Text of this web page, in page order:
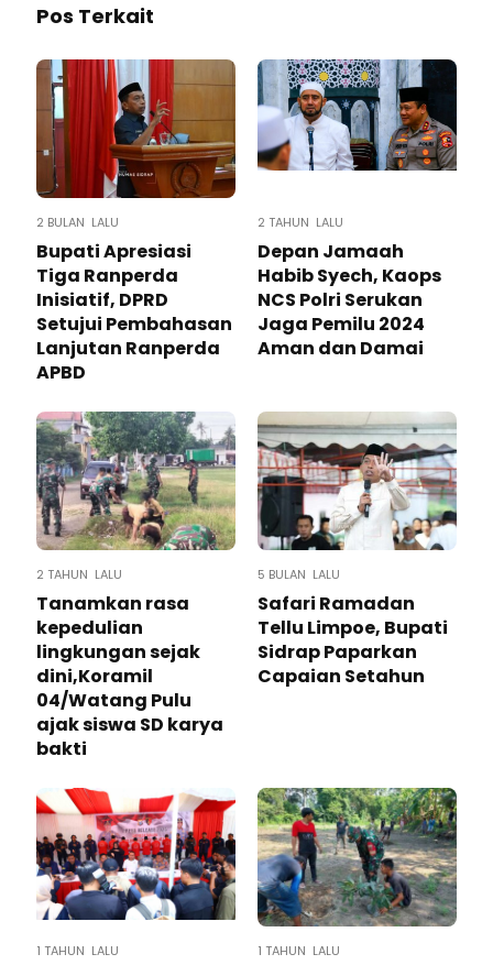
Pos Terkait
2 BULAN LALU
Bupati Apresiasi
Tiga Ranperda
Inisiatif, DPRD
Setujui Pembahasan
Lanjutan Ranperda
APBD
2 TAHUN LALU
Depan Jamaah
Habib Syech, Kaops
NCS Polri Serukan
Jaga Pemilu 2024
Aman dan Damai
2 TAHUN LALU
Tanamkan rasa
kepedulian
lingkungan sejak
dini,Koramil
04/Watang Pulu
ajak siswa SD karya
bakti
5 BULAN LALU
Safari Ramadan
Tellu Limpoe, Bupati
Sidrap Paparkan
Capaian Setahun
1 TAHUN LALU 1 TAHUN LALU